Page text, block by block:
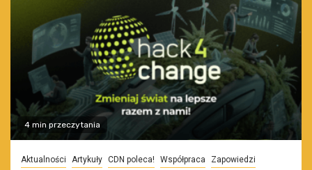
4 min przeczytania
Aktualności Artykuły CDN poleca! Współpraca Zapowiedzi